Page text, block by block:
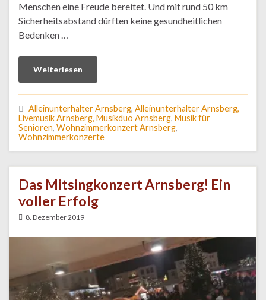
Menschen eine Freude bereitet. Und mit rund 50 km
Sicherheitsabstand dürften keine gesundheitlichen
Bedenken …
Weiterlesen
Alleinunterhalter Arnsberg, Alleinunterhalter Arnsberg,
Livemusik Arnsberg, Musikduo Arnsberg, Musik für
Senioren, Wohnzimmerkonzert Arnsberg,
Wohnzimmerkonzerte
Das Mitsingkonzert Arnsberg! Ein
voller Erfolg
8. Dezember 2019